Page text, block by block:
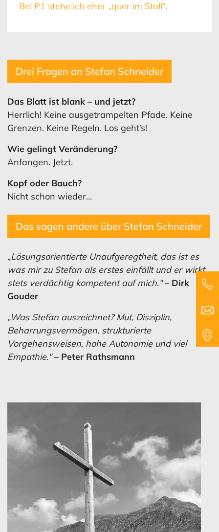
Bei P1 stehe ich eher „quer im Stall“.
Drei Fragen an Stefan Schneider
Das Blatt ist blank – und jetzt?
Herrlich! Keine ausgetrampelten Pfade. Keine
Grenzen. Keine Regeln. Los geht’s!
Wie gelingt Veränderung?
Anfangen. Jetzt.
Kopf oder Bauch?
Nicht schon wieder…
Das sagen andere über Stefan Schneider
„Lösungsorientierte Unaufgeregtheit, das ist es
was mir zu Stefan als erstes einfällt und er wirkt
stets verdächtig kompetent auf mich." – Dirk
Gouder
„Was Stefan auszeichnet? Mut, Disziplin,
Beharrungsvermögen, strukturierte
Vorgehensweisen, hohe Autonomie und viel
Empathie."– Peter Rathsmann